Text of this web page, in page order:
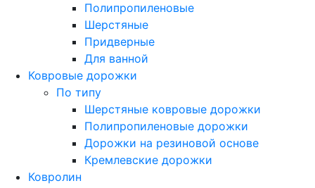
Полипропиленовые
Шерстяные
Придверные
Для ванной
Ковровые дорожки
По типу
Шерстяные ковровые дорожки
Полипропиленовые дорожки
Дорожки на резиновой основе
Кремлевские дорожки
Ковролин